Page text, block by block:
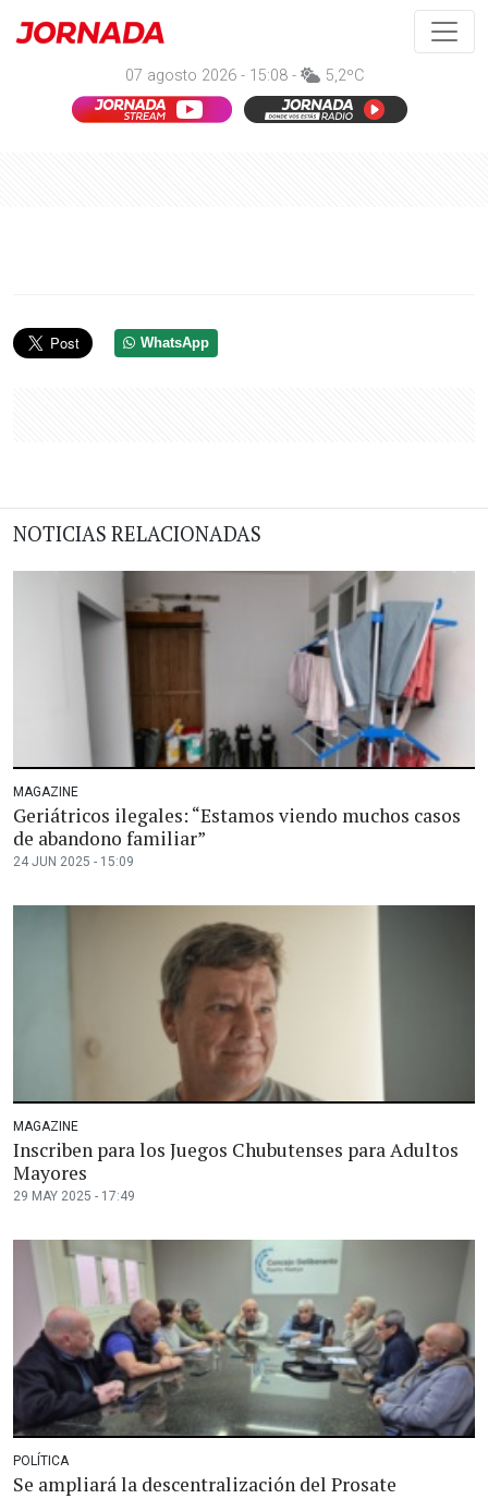
07 agosto 2026 - 15:08 - 5,2ºC
WhatsApp
NOTICIAS RELACIONADAS
MAGAZINE
Geriátricos ilegales: “Estamos viendo muchos casos
de abandono familiar”
24 JUN 2025 - 15:09
MAGAZINE
Inscriben para los Juegos Chubutenses para Adultos
Mayores
29 MAY 2025 - 17:49
POLÍTICA
Se ampliará la descentralización del Prosate